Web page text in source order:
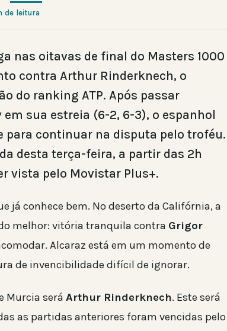
de leitura
nas oitavas de final do Masters 1000
contra Arthur Rinderknech, o
do ranking ATP. Após passar
sua estreia (6-2, 6-3), o espanhol
para continuar na disputa pelo troféu.
desta terça-feira, a partir das 2h
vista pelo Movistar Plus+.
já conhece bem. No deserto da Califórnia, a
melhor: vitória tranquila contra Grigor
Alcaraz está em um momento de
de invencibilidade difícil de ignorar.
Murcia será Arthur Rinderknech. Este será
as partidas anteriores foram vencidas pelo